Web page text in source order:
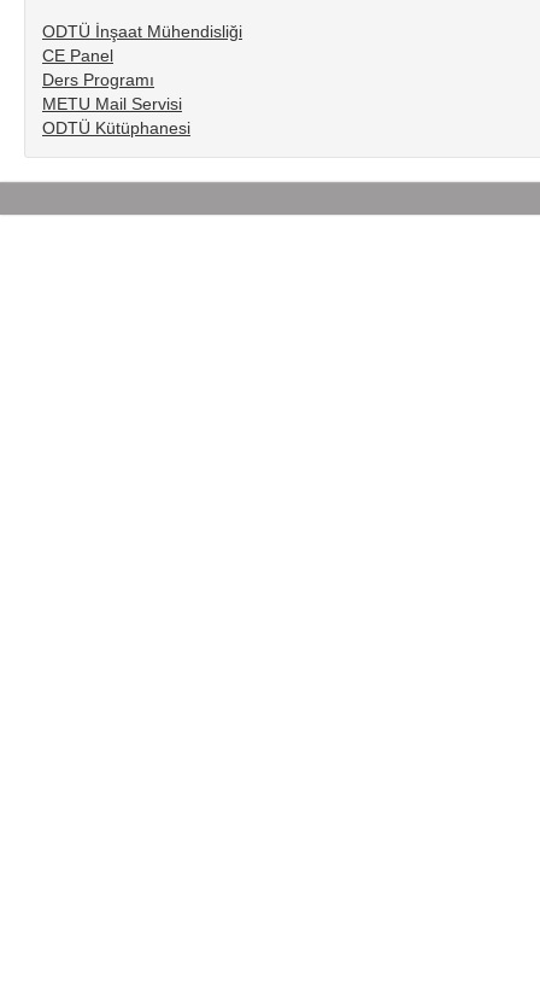
ODTÜ İnşaat Mühendisliği
CE Panel
Ders Programı
METU Mail Servisi
ODTÜ Kütüphanesi